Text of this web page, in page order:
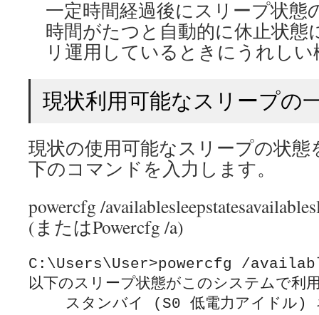
一定時間経過後にスリープ状態
時間がたつと自動的に休止状
リ運用しているときにうれし
現状利用可能なスリープの
現状の使用可能なスリープの状
下のコマンドを入力します。
powercfg /
(またはPowercfg /a)
C:\Users\User>powercfg /
以下のスリープ状態がこのシステムで利